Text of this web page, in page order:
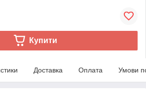
Купити
Доставка Оплата Умови